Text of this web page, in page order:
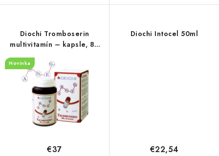
Diochi Tromboserin
multivitamín – kapsle, 80
Novinka
€37
Diochi Intocel 50ml
€22,54